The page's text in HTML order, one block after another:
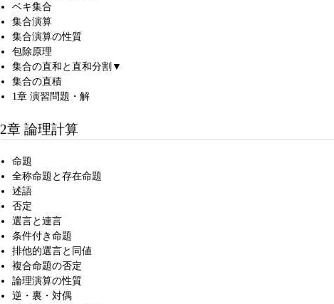
ベキ集合
集合演算
集合演算の性質
包除原理
集合の直和と直和分割▼
集合の直積
1章 演習問題・解
2章 論理計算
命題
全称命題と存在命題
述語
否定
選言と連言
条件付き命題
排他的選言と同値
複合命題の否定
論理演算の性質
逆・裏・対偶